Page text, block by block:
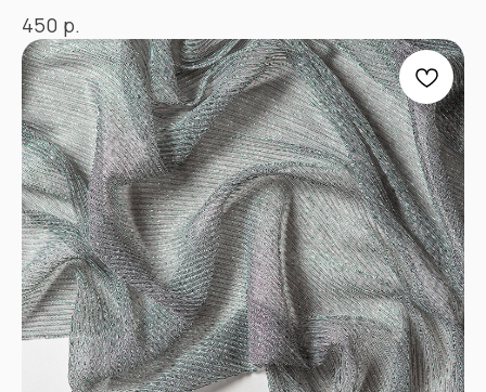
450 р.
КОНТАКТЫ
Г. Пятигорк, розничная точка на рынке
«Людмила», ул. Садовая 210, павильоны
34−37.
Оптово-розничные точки продаж:
г.Пятигорск, рынок "Привокзальный",
Георгиевское шоссе 1км, оптовый склад
№9302
График работы и схема проезда
АДРЕСА МАГАЗИНОВ